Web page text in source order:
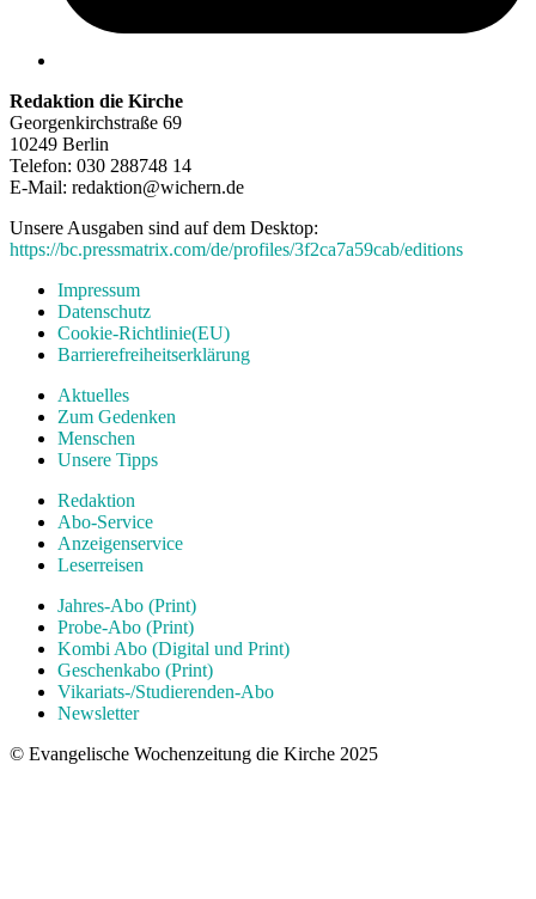
Redaktion die Kirche
Georgenkirchstraße 69
10249 Berlin
Telefon: 030 288748 14
E-Mail: redaktion@wichern.de
Unsere Ausgaben sind auf dem Desktop:
https://bc.pressmatrix.com/de/profiles/3f2ca7a59cab/editions
Impressum
Datenschutz
Cookie-Richtlinie(EU)
Barrierefreiheitserklärung
Aktuelles
Zum Gedenken
Menschen
Unsere Tipps
Redaktion
Abo-Service
Anzeigenservice
Leserreisen
Jahres-Abo (Print)
Probe-Abo (Print)
Kombi Abo (Digital und Print)
Geschenkabo (Print)
Vikariats-/Studierenden-Abo
Newsletter
© Evangelische Wochenzeitung die Kirche 2025